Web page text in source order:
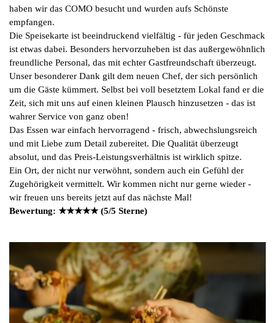
haben wir das COMO besucht und wurden aufs Schönste
empfangen.
Die Speisekarte ist beeindruckend vielfältig - für jeden Geschmack
ist etwas dabei. Besonders hervorzuheben ist das außergewöhnlich
freundliche Personal, das mit echter Gastfreundschaft überzeugt.
Unser besonderer Dank gilt dem neuen Chef, der sich persönlich
um die Gäste kümmert. Selbst bei voll besetztem Lokal fand er die
Zeit, sich mit uns auf einen kleinen Plausch hinzusetzen - das ist
wahrer Service von ganz oben!
Das Essen war einfach hervorragend - frisch, abwechslungsreich
und mit Liebe zum Detail zubereitet. Die Qualität überzeugt
absolut, und das Preis-Leistungsverhältnis ist wirklich spitze.
Ein Ort, der nicht nur verwöhnt, sondern auch ein Gefühl der
Zugehörigkeit vermittelt. Wir kommen nicht nur gerne wieder -
wir freuen uns bereits jetzt auf das nächste Mal!
Bewertung: ★★★★★ (5/5 Sterne)